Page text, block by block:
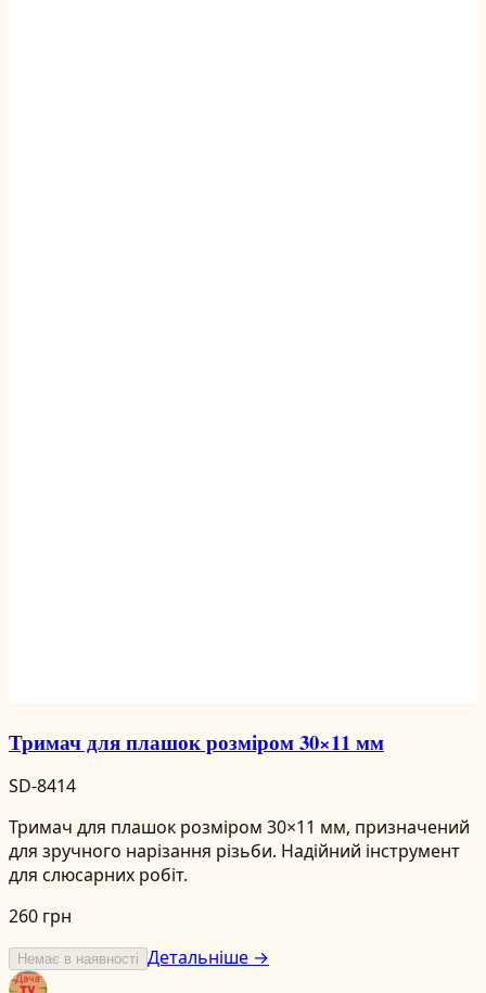
Тримач для плашок розміром 30×11 мм
SD-8414
Тримач для плашок розміром 30×11 мм, призначений
для зручного нарізання різьби. Надійний інструмент
для слюсарних робіт.
260 грн
Немає в наявності Детальніше →